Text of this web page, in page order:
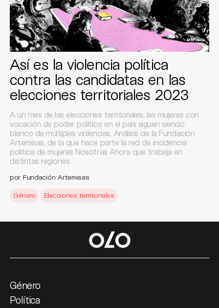
Así es la violencia política
contra las candidatas en las
elecciones territoriales 2023
A un mes de las elecciones territoriales, las mujeres con
vocación de poder político en el país siguen siendo
blanco de múltiples violencias. Análisis de la Fundación
Artemisas, de la que hace parte la red de incidencia
política de mujeres Nosotras Ahora que trabaja en
distintas regiones.
por Fundación Artemisas
Género Elecciones territoriales
Género
Política